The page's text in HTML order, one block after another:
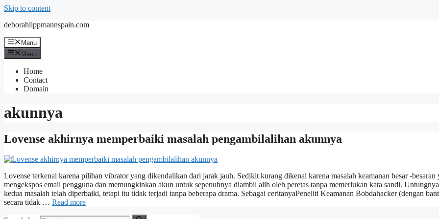
Skip to content
deborahlippmannspain.com
Menu
Menu
Home
Contact
Domain
akunnya
Lovense akhirnya memperbaiki masalah pengambilalihan akunnya
Lovense terkenal karena pilihan vibrator yang dikendalikan dari jarak jauh. Sedikit kurang dikenal karena masalah keamanan besar -besaran
mengekspos email pengguna dan memungkinkan akun untuk sepenuhnya diambil alih oleh peretas tanpa memerlukan kata sandi.
kedua masalah telah diperbaiki, tetapi itu tidak terjadi tanpa beberapa drama. Sebagai ceritanyaPeneliti Keamanan Bobdahacker (dengan
secara tidak … Read more